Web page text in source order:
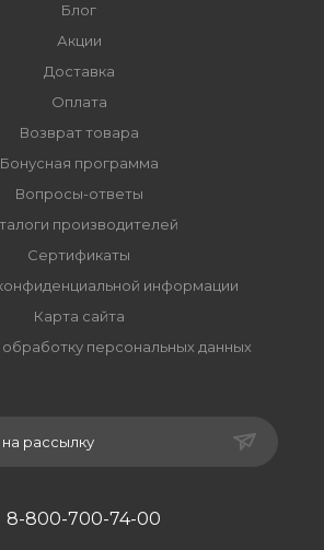
Блог
Акции
Доставка
Оплата
Возврат товара
Бонусная программа
Вопросы-ответы
производителей
Сертификаты
информации
Карта сайта
персональных данных
рассылку
8-800-700-74-00